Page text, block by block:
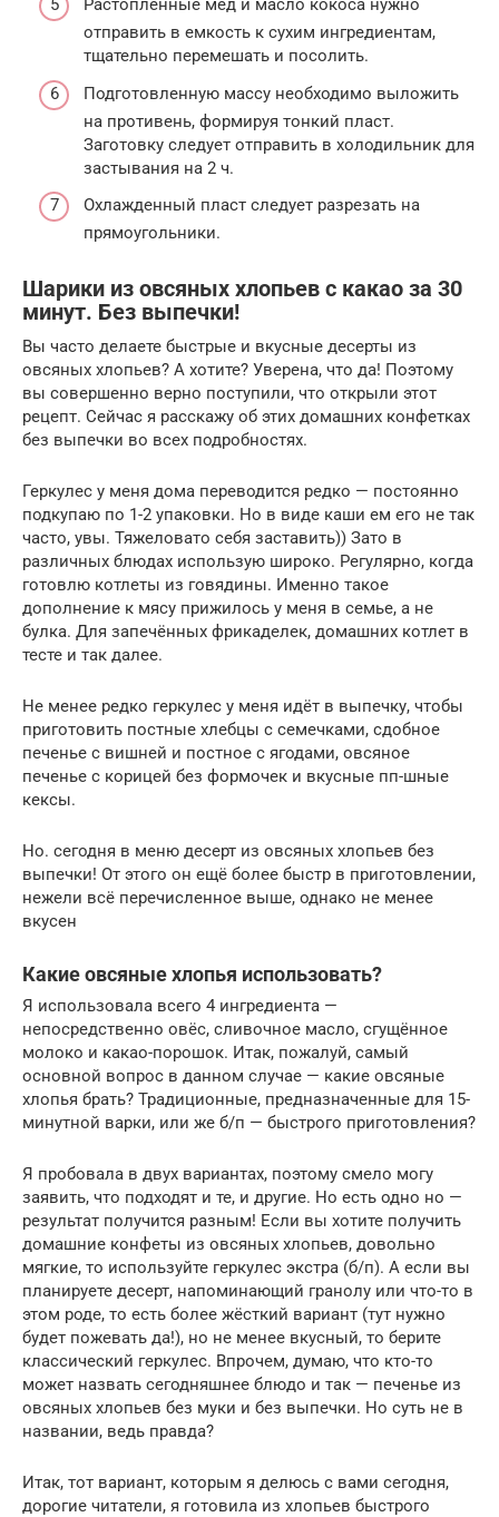
Растопленные мед и масло кокоса нужно
отправить в емкость к сухим ингредиентам,
тщательно перемешать и посолить.
Подготовленную массу необходимо выложить
на противень, формируя тонкий пласт.
Заготовку следует отправить в холодильник для
застывания на 2 ч.
Охлажденный пласт следует разрезать на
прямоугольники.
Шарики из овсяных хлопьев с какао за 30
минут. Без выпечки!
Вы часто делаете быстрые и вкусные десерты из
овсяных хлопьев? А хотите? Уверена, что да! Поэтому
вы совершенно верно поступили, что открыли этот
рецепт. Сейчас я расскажу об этих домашних конфетках
без выпечки во всех подробностях.
Геркулес у меня дома переводится редко — постоянно
подкупаю по 1-2 упаковки. Но в виде каши ем его не так
часто, увы. Тяжеловато себя заставить)) Зато в
различных блюдах использую широко. Регулярно, когда
готовлю котлеты из говядины. Именно такое
дополнение к мясу прижилось у меня в семье, а не
булка. Для запечённых фрикаделек, домашних котлет в
тесте и так далее.
Не менее редко геркулес у меня идёт в выпечку, чтобы
приготовить постные хлебцы с семечками, сдобное
печенье с вишней и постное с ягодами, овсяное
печенье с корицей без формочек и вкусные пп-шные
кексы.
Но. сегодня в меню десерт из овсяных хлопьев без
выпечки! От этого он ещё более быстр в приготовлении,
нежели всё перечисленное выше, однако не менее
вкусен
Какие овсяные хлопья использовать?
Я использовала всего 4 ингредиента —
непосредственно овёс, сливочное масло, сгущённое
молоко и какао-порошок. Итак, пожалуй, самый
основной вопрос в данном случае — какие овсяные
хлопья брать? Традиционные, предназначенные для 15-
минутной варки, или же б/п — быстрого приготовления?
Я пробовала в двух вариантах, поэтому смело могу
заявить, что подходят и те, и другие. Но есть одно но —
результат получится разным! Если вы хотите получить
домашние конфеты из овсяных хлопьев, довольно
мягкие, то используйте геркулес экстра (б/п). А если вы
планируете десерт, напоминающий гранолу или что-то в
этом роде, то есть более жёсткий вариант (тут нужно
будет пожевать да!), но не менее вкусный, то берите
классический геркулес. Впрочем, думаю, что кто-то
может назвать сегодняшнее блюдо и так — печенье из
овсяных хлопьев без муки и без выпечки. Но суть не в
названии, ведь правда?
Итак, тот вариант, которым я делюсь с вами сегодня,
дорогие читатели, я готовила из хлопьев быстрого